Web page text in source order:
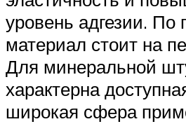
уровень адгезии. По
материал стоит на
Для минеральной
характерна
широкая сфера